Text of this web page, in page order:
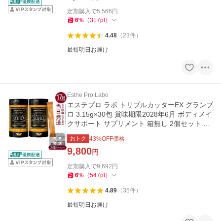
定期購入で5,566 円
6% （317pt）
4.48（23件）
最短明日お届け
Esthe Pro Labo
エステプロ ラボ トリプルカッターEX グランプ
ロ 3.15g×30包 賞味期限2028年6月 ボディメイ
クサポート サプリメント 箱無し 2個セット Est
he Pro Labo
おトク 43%OFF価格
9,800円
定期購入で9,692 円
6% （547pt）
4.89（35件）
最短明日お届け